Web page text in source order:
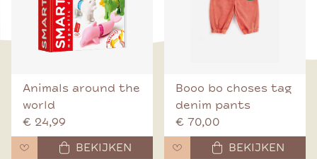
Animals around the
world
€ 24,99
BEKIJKEN
Booo bo choses tag
denim pants
€ 70,00
BEKIJKEN